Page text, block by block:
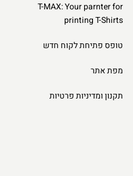
T-MAX: Your parnter for
printing T-Shirts
טופס פתיחת לקוח חדש
מפת אתר
תקנון ומדיניות פרטיות